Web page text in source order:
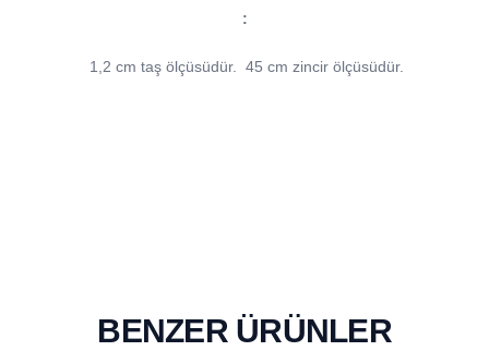
:
1,2 cm taş ölçüsüdür. 45 cm zincir ölçüsüdür.
BENZER ÜRÜNLER